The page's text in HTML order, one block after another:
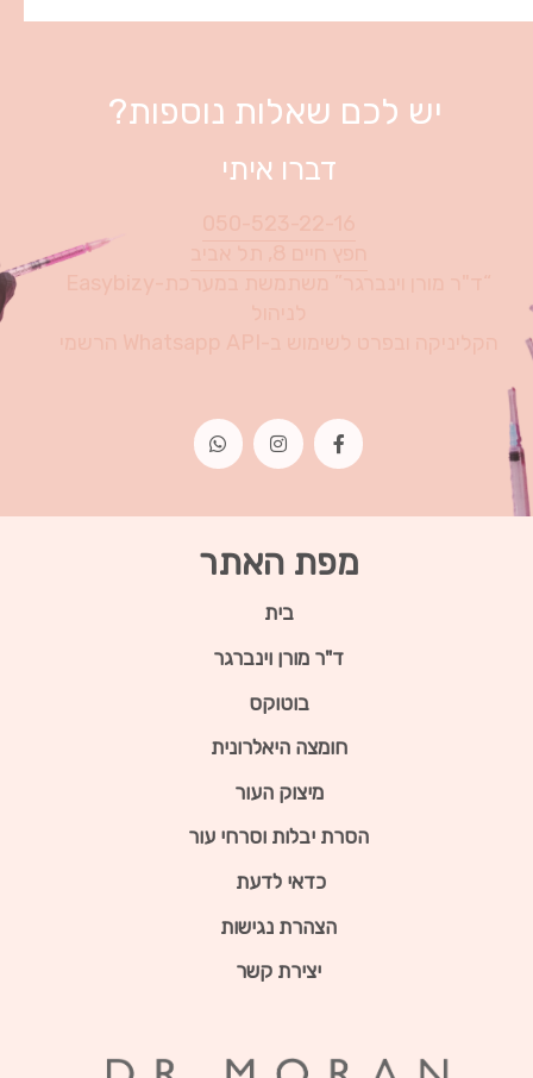
יש לכם שאלות נוספות?
דברו איתי
מפת האתר
בית
ד"ר מורן וינברגר
בוטוקס
חומצה היאלרונית
מיצוק העור
הסרת יבלות וסרחי עור
כדאי לדעת
הצהרת נגישות
יצירת קשר